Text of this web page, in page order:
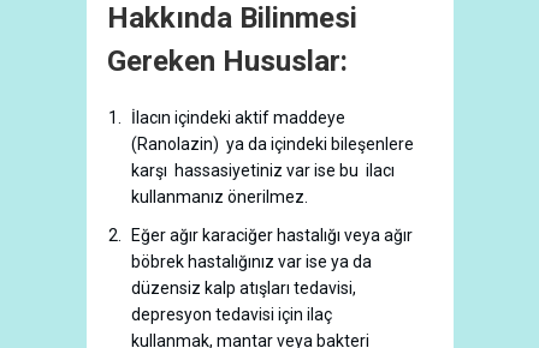
Hakkında Bilinmesi
Gereken Hususlar:
İlacın içindeki aktif maddeye
(Ranolazin) ya da içindeki bileşenlere
karşı hassasiyetiniz var ise bu ilacı
kullanmanız önerilmez.
Eğer ağır karaciğer hastalığı veya ağır
böbrek hastalığınız var ise ya da
düzensiz kalp atışları tedavisi,
depresyon tedavisi için ilaç
kullanmak, mantar veya bakteri